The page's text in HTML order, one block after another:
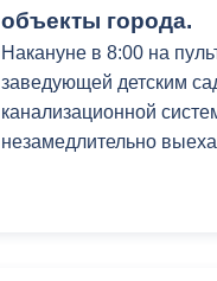
объекты города.
Накануне в 8:00 на
заведующей детским
канализационной
незамедлительно